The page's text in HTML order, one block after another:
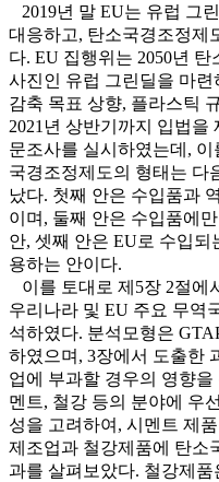
2019년 말 EU는 유럽 그
대응하고, 탄소국경조정제
다. EU 집행위는 2050년
사진인 유럽 그린딜을 마
감축 목표 상향, 플라스틱
2021년 상반기까지 입법을
문조사를 실시하였는데,
국경조정제도의 형태는 다
났다. 첫째 안은 수입품과
이며, 둘째 안은 수입품에
안, 셋째 안은 EU로 수입되
용하는 안이다.
이를 토대로 제5장 2절에
우리나라 및 EU 주요 무역
석하였다. 분석모형은
하였으며, 3장에서 도출한
업에 부과할 경우의 영향을
멘트, 철강 등의 분야에 우
성을 고려하여, 시멘트 제
제조업과 철강제품에 탄소
과를 살펴보았다. 철강제